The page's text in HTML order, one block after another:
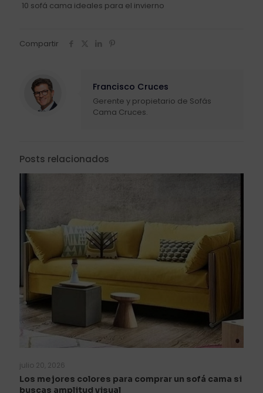
10 sofá cama ideales para el invierno
Compartir
Francisco Cruces
Gerente y propietario de Sofás
Cama Cruces.
Posts relacionados
julio 20, 2026
Los mejores colores para comprar un sofá cama si
buscas amplitud visual